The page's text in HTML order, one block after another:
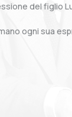
del figlio
ogni sua